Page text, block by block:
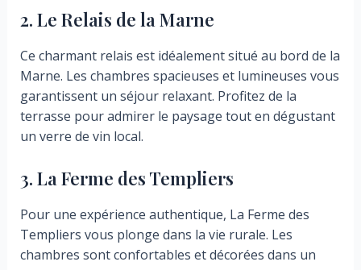
2. Le Relais de la Marne
Ce charmant relais est idéalement situé au bord de la
Marne. Les chambres spacieuses et lumineuses vous
garantissent un séjour relaxant. Profitez de la
terrasse pour admirer le paysage tout en dégustant
un verre de vin local.
3. La Ferme des Templiers
Pour une expérience authentique, La Ferme des
Templiers vous plonge dans la vie rurale. Les
chambres sont confortables et décorées dans un